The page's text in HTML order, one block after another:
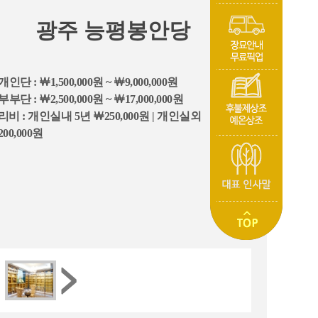
광주 능평봉안당
인단 : ￦1,500,000원 ~ ￦9,000,000원
부단 : ￦2,500,000원 ~ ￦17,000,000원
비 : 개인실내 5년 ￦250,000원 | 개인실외
원